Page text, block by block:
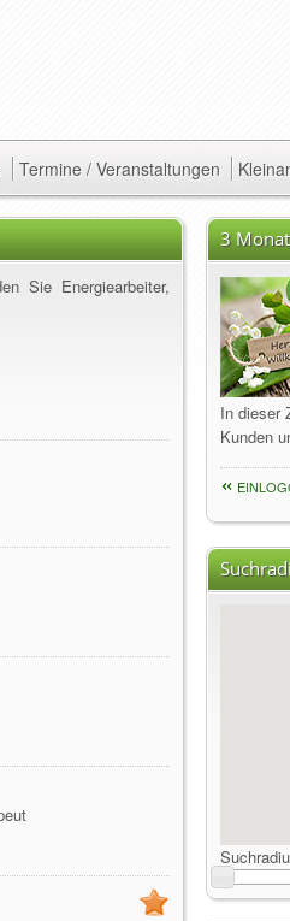
Termine / Veranstaltungen
Sie Energiearbeiter,
3
In dieser
Kunden